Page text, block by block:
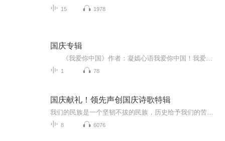
15 1978
国庆专辑
1 78
国庆献礼！领先声创国庆诗歌特辑
8 6076